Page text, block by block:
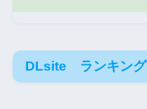
DLsite ランキング